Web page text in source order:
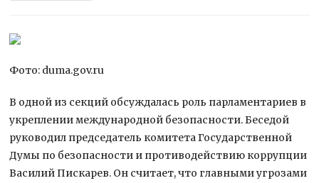
Фото: duma.gov.ru
В одной из секций обсуждалась роль парламентариев в
укреплении международной безопасности. Беседой
руководил председатель комитета Государственной
Думы по безопасности и противодействию коррупции
Василий Пискарев. Он считает, что главнымиугрозами